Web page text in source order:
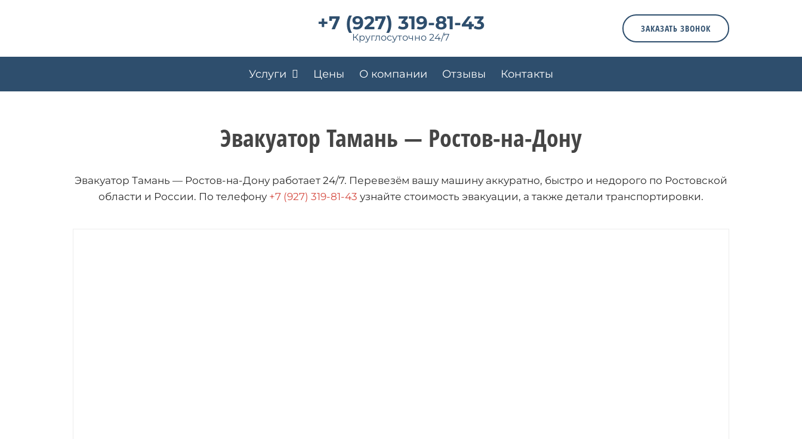
+7 (927) 319-81-43
Круглосуточно 24/7
ЗАКАЗАТЬ ЗВОНОК
Услуги Цены О компании Отзывы Контакты
Эвакуатор Тамань — Ростов-на-Дону
Эвакуатор Тамань — Ростов-на-Дону работает 24/7. Перевезëм вашу машину аккуратно, быстро и недорого по Ростовской
области и России. По телефону +7 (927) 319-81-43 узнайте стоимость эвакуации, а также детали транспортировки.